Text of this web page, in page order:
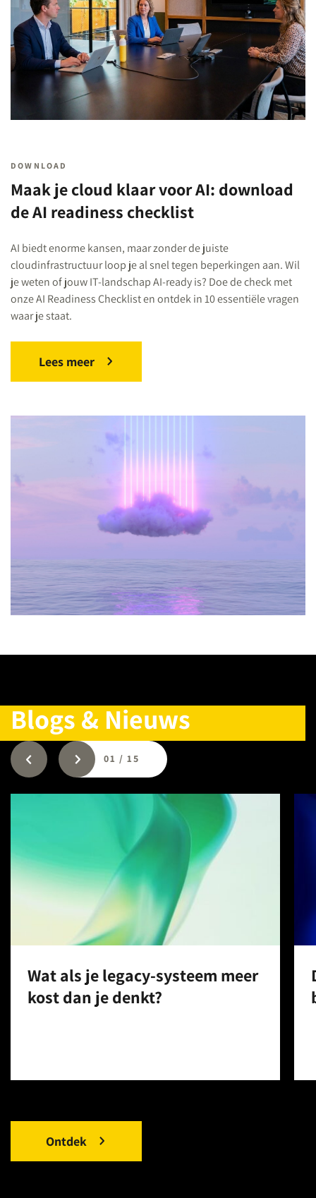
DOWNLOAD
Maak je cloud klaar voor AI: download
de AI readiness checklist
AI biedt enorme kansen, maar zonder de juiste
cloudinfrastructuur loop je al snel tegen beperkingen aan. Wil
je weten of jouw IT-landschap AI-ready is? Doe de check met
onze AI Readiness Checklist en ontdek in 10 essentiële vragen
waar je staat.
Lees meer
Blogs & Nieuws
01 / 15
Wat als je legacy-systeem meer
kost dan je denkt?
Ontdek